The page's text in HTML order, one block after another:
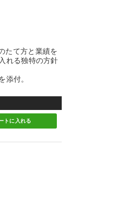
たて方と業績を
れる独特の方針
添付。
トに 入れる